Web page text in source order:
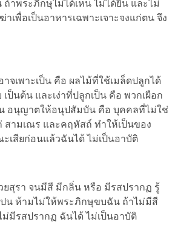
าพระภิกษุไม่ได้เห็น ไม่ได้ยิน และไม่
าเพื่อเป็นอาหารเฉพาะเจาะจงแก่ตน จึง
จเพาะเป็น คือ ผลไม้ที่ใช้เมล็ดปลูกได้
เป็นต้น และเง่าที่ปลูกเป็น คือ พวกเผือก
อนุญาตให้อนุปสัมบัน คือ บุคคลที่ไม่ใช่
สามเณร และคฤหัสถ์ ทำให้เป็นของ
เสียก่อนแล้วฉันได้ ไม่เป็นอาบัติ
ยสุรา จนมีสี มีกลิ่น หรือ มีรสปรากฏ รู้
ปน ห้ามไม่ให้พระภิกษุขบฉัน ถ้าไม่มีสี
มีรสปรากฏ ฉันได้ ไม่เป็นอาบัติ